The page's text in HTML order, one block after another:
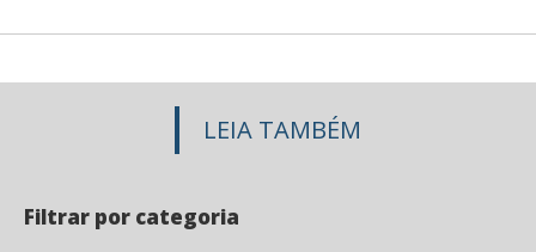
LEIA TAMBÉM
Filtrar por categoria